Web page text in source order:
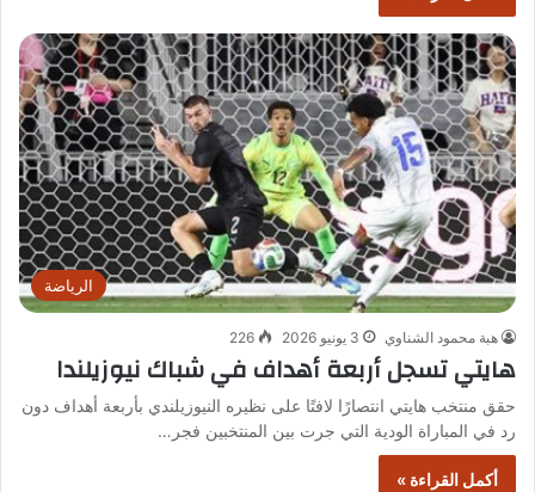
الرياضة
هبة محمود الشناوي 3 يونيو 2026 226
هايتي تسجل أربعة أهداف في شباك نيوزيلندا
حقق منتخب هايتي انتصارًا لافتًا على نظيره النيوزيلندي بأربعة أهداف دون
رد في المباراة الودية التي جرت بين المنتخبين فجر…
أكمل القراءة »